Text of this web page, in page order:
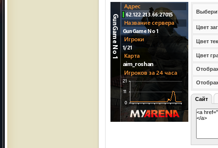
Цвет
Цвет
Цвет
Сайт